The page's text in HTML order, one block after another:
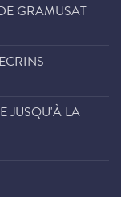
GRAMUSAT
JUSQU'À LA